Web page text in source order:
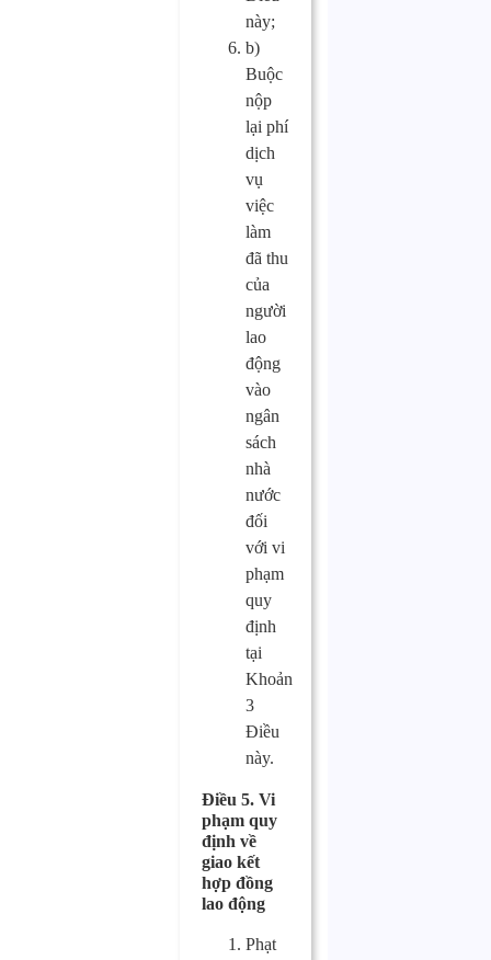
này;
b)
Buộc
nộp
lại phí
dịch
vụ
việc
làm
đã thu
của
người
lao
động
vào
ngân
sách
nhà
nước
đối
với vi
phạm
quy
định
tại
Khoản
3
Điều
này.
Điều 5. Vi
phạm quy
định về
giao kết
hợp đồng
lao động
Phạt